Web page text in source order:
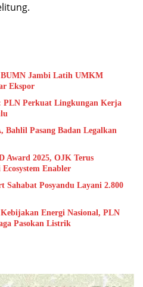
Jambi Latih UMKM
Ekspor
PLN Perkuat Lingkungan Kerja
Bahlil Pasang Badan Legalkan
Award 2025, OJK Terus
Enabler
Sahabat Posyandu Layani 2.800
Energi Nasional, PLN
Pasokan Listrik